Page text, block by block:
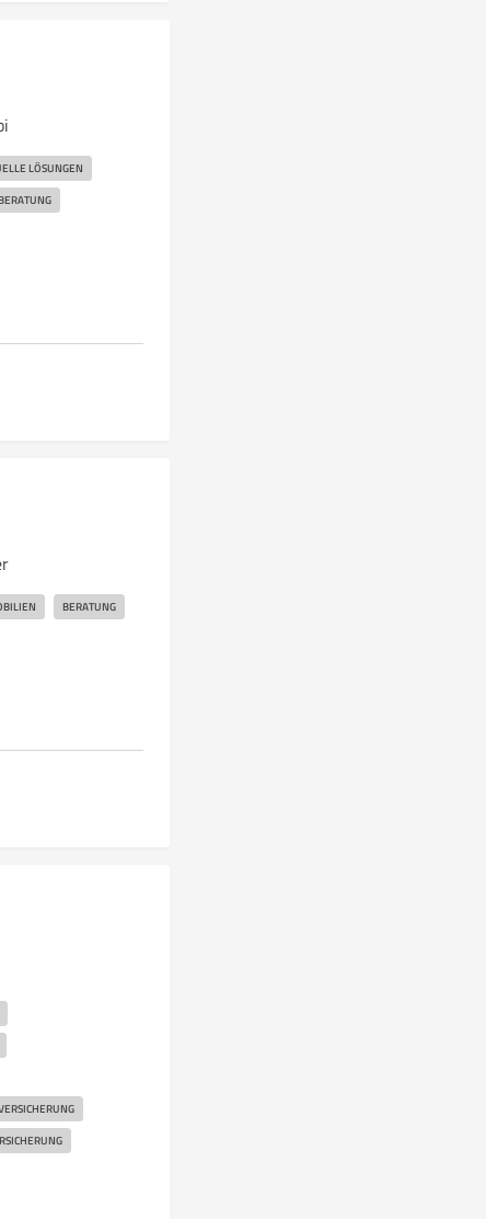
LÖSUNGEN
BERATUNG